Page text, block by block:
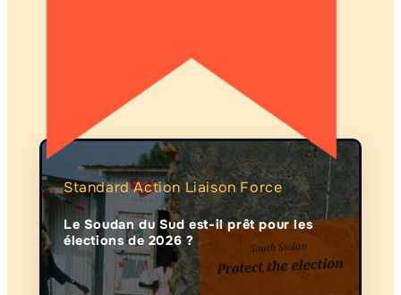
Standard Action Liaison Force
Le Soudan du Sud est-il prêt pour les
élections de 2026 ?